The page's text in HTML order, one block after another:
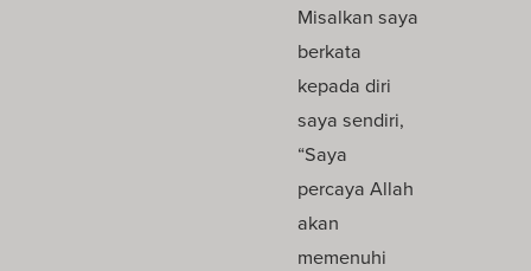
Misalkan saya
berkata
kepada diri
saya sendiri,
“Saya
percaya Allah
akan
memenuhi